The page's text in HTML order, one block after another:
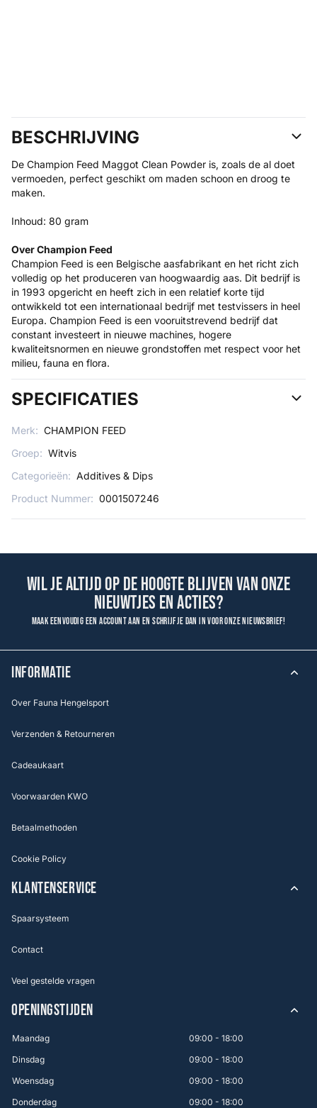
BESCHRIJVING
De Champion Feed Maggot Clean Powder is, zoals de al doet
vermoeden, perfect geschikt om maden schoon en droog te
maken.
Inhoud: 80 gram
Over Champion Feed
Champion Feed is een Belgische aasfabrikant en het richt zich
volledig op het produceren van hoogwaardig aas. Dit bedrijf is
in 1993 opgericht en heeft zich in een relatief korte tijd
ontwikkeld tot een internationaal bedrijf met testvissers in heel
Europa. Champion Feed is een vooruitstrevend bedrijf dat
constant investeert in nieuwe machines, hogere
kwaliteitsnormen en nieuwe grondstoffen met respect voor het
milieu, fauna en flora.
SPECIFICATIES
Merk: CHAMPION FEED
Groep: Witvis
Categorieën: Additives & Dips
Product Nummer: 0001507246
Wil je altijd op de hoogte blijven van onze
nieuwtjes en acties?
Maak eenvoudig een account aan en schrijf je dan in voor onze nieuwsbrief!
INFORMATIE
Over Fauna Hengelsport
Verzenden & Retourneren
Cadeaukaart
Voorwaarden KWO
Betaalmethoden
Cookie Policy
KLANTENSERVICE
Spaarsysteem
Contact
Veel gestelde vragen
OPENINGSTIJDEN
Maandag
09:00 - 18:00
Dinsdag
09:00 - 18:00
Woensdag
09:00 - 18:00
Donderdag
09:00 - 18:00